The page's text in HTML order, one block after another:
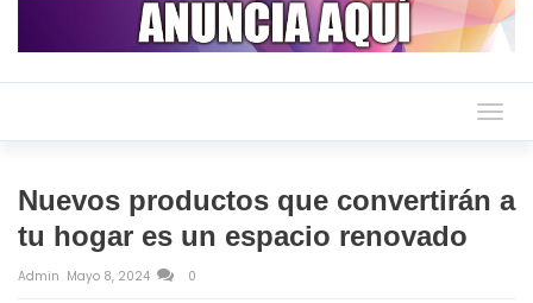
Nuevos productos que convertirán a
tu hogar es un espacio renovado
Admin Mayo 8, 2024 0